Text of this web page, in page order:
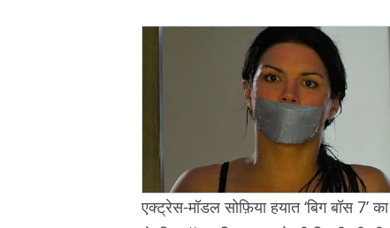
एक्ट्रेस-मॉडल सोफ़िया हयात ‘बिग बॉस 7’